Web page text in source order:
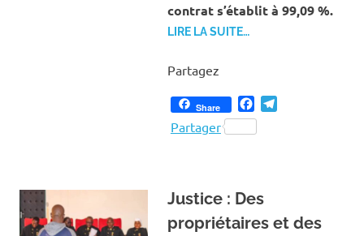
contrat s’établit à 99,09 %.
LIRE LA SUITE…
Partagez
Share Facebook
Partager
Justice : Des
propriétaires et des